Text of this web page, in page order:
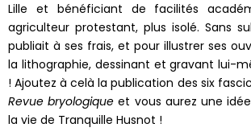
Lille et bénéficiant de facilités
agriculteur protestant, plus isolé. Sans
publiait à ses frais, et pour illustrer ses
la lithographie, dessinant et gravant lui-
! Ajoutez à celà la publication des six
Revue bryologique et vous aurez une
la vie de Tranquille Husnot !